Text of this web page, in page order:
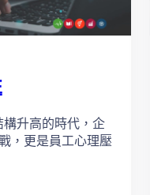
升高的時代，企
，更是員工心理壓